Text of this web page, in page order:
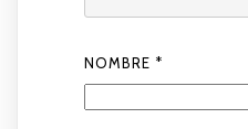
NOMBRE *